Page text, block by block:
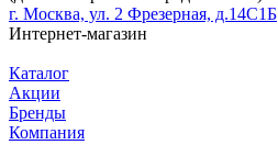
г. Москва, ул. 2 Фрезерная, д.14С1Б
Интернет-магазин
Каталог
Акции
Бренды
Компания